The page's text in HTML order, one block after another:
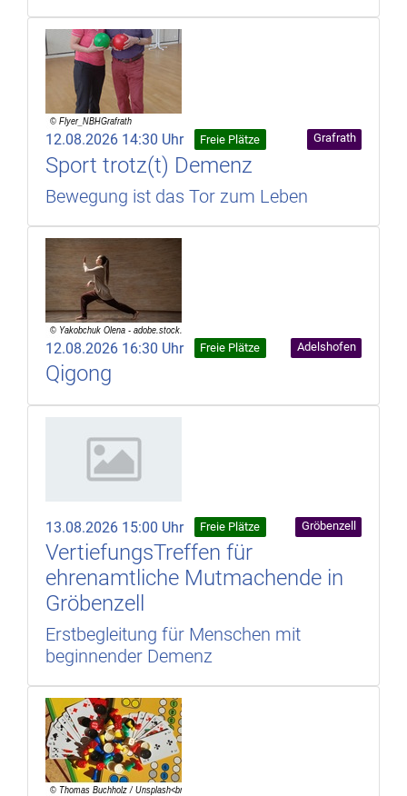
12.08.2026 14:30 Uhr Freie Plätze Grafrath
Sport trotz(t) Demenz
Bewegung ist das Tor zum Leben
12.08.2026 16:30 Uhr Freie Plätze Adelshofen
Qigong
13.08.2026 15:00 Uhr Freie Plätze Gröbenzell
VertiefungsTreffen für
ehrenamtliche Mutmachende in
Gröbenzell
Erstbegleitung für Menschen mit
beginnender Demenz